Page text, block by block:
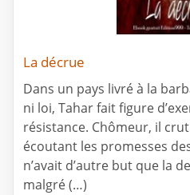
La décrue
Dans un pays livré à la
ni loi, Tahar fait figure
résistance. Chômeur, il
écoutant les promesses
n’avait d’autre but que la
malgré (…)